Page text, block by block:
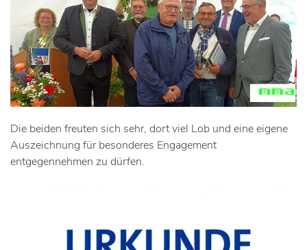
Die beiden freuten sich sehr, dort viel Lob und eine eigene
Auszeichnung für besonderes Engagement
entgegennehmen zu dürfen.